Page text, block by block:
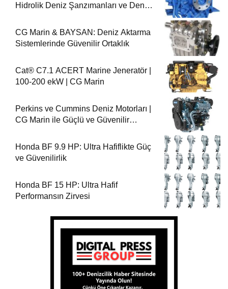
Hidrolik Deniz Şanzımanları ve Deniz
CG Marin & BAYSAN: Deniz Aktarma
Sistemlerinde Güvenilir Ortaklık
Cat® C7.1 ACERT Marine Jeneratör |
100-200 ekW | CG Marin
Perkins ve Cummins Deniz Motorları |
CG Marin ile Güçlü ve Güvenilir
Honda BF 9.9 HP: Ultra Hafiflikte Güç
ve Güvenilirlik
Honda BF 15 HP: Ultra Hafif
Performansın Zirvesi